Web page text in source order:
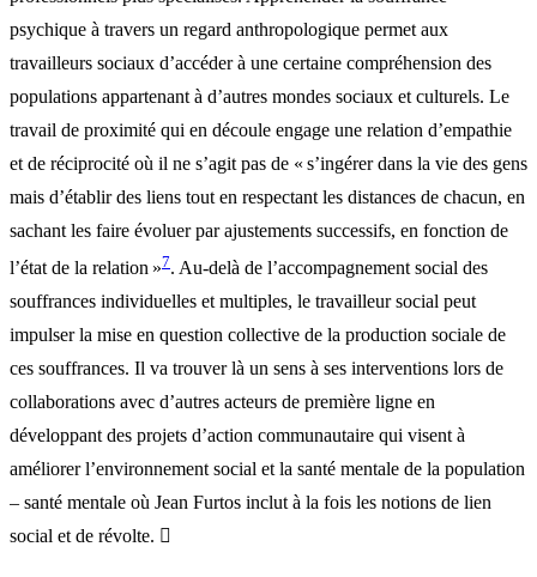
psychique à travers un regard anthropologique permet aux
travailleurs sociaux d’accéder à une certaine compréhension des
populations appartenant à d’autres mondes sociaux et culturels. Le
travail de proximité qui en découle engage une relation d’empathie
et de réciprocité où il ne s’agit pas de « s’ingérer dans la vie des gens
mais d’établir des liens tout en respectant les distances de chacun, en
sachant les faire évoluer par ajustements successifs, en fonction de
l’état de la relation »7. Au-delà de l’accompagnement social des
souffrances individuelles et multiples, le travailleur social peut
impulser la mise en question collective de la production sociale de
ces souffrances. Il va trouver là un sens à ses interventions lors de
collaborations avec d’autres acteurs de première ligne en
développant des projets d’action communautaire qui visent à
améliorer l’environnement social et la santé mentale de la population
– santé mentale où Jean Furtos inclut à la fois les notions de lien
social et de révolte. 